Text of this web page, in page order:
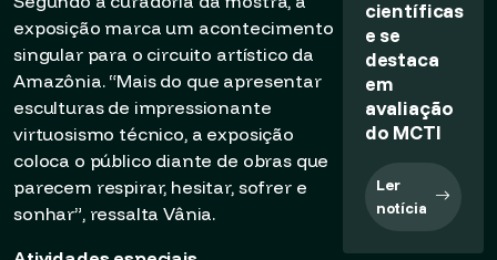
exposição marca um acontecimento
singular para o circuito artístico da
Amazônia. “Mais do que apresentar
esculturas de impressionante
virtuosismo técnico, a exposição
coloca o público diante de obras que
parecem respirar, hesitar, sofrer e
sonhar”, ressalta Vânia.
científicas
e se
destaca
em
avaliação
do MCTI
Ler
notícia